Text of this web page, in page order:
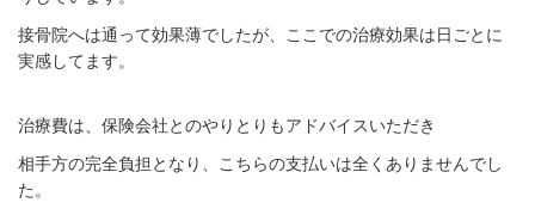
接骨院へは通って効果薄でしたが、ここでの治療効果は日ごとに
実感してます。
治療費は、保険会社とのやりとりもアドバイスいただき
相手方の完全負担となり、こちらの支払いは全くありませんでし
た。